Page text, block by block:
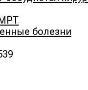
болезни